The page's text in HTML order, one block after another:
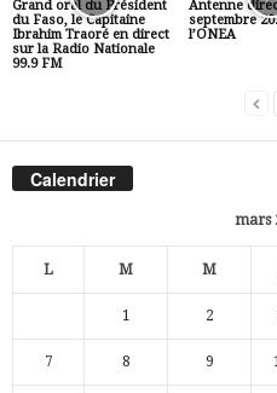
Grand oral du Président
du Faso, le Capitaine
Ibrahim Traoré en direct
sur la Radio Nationale
99.9 FM
Antenne
septembre
l’ONEA
Calendrier
mars
L M M
1 2
7 8 9